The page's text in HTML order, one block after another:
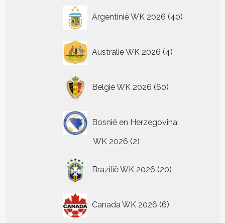
Argentinië WK 2026 40
producten
Australië WK 2026 4
producten
België WK 2026 60
producten
Bosnië en Herzegovina
WK 2026 22
Brazilië WK 2026 20
producten
Canada WK 2026 6
producten